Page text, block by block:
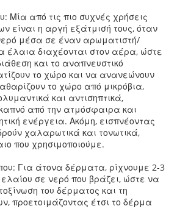
Μία από τις πιο συχνές χρήσεις
είναι η αργή εξάτμισή τους, όταν
μέσα σε έναν αρωματιστή/
έλαια διαχέονται στον αέρα, ώστε
και το αναπνευστικό
το χώρο και να ανανεώνουν
το χώρο από μικρόβια,
και αντισηπτικά,
από την ατμόσφαιρα και
ενέργεια. Ακόμη, εισπνέοντας
χαλαρωτικά και τονωτικά,
που χρησιμοποιούμε.
Για άτονα δέρματα, ρίχνουμε 2-3
σε νερό που βράζει, ώστε να
του δέρματος και τη
προετοιμάζοντας έτσι το δέρμα